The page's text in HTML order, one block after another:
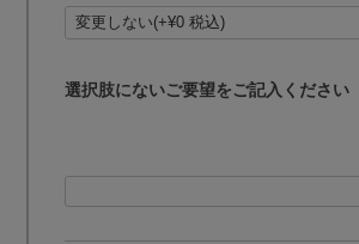
須
)
選択肢にないご要望をご記入ください